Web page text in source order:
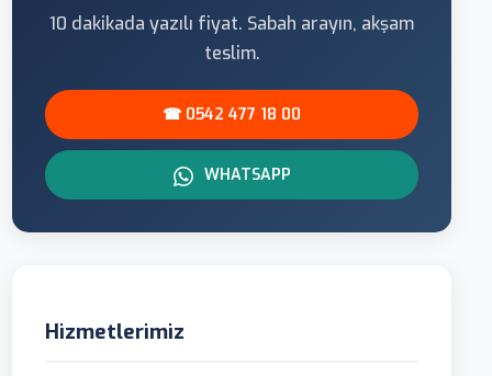
10 dakikada yazılı fiyat. Sabah arayın, akşam
teslim.
☎ 0542 477 18 00
WHATSAPP
Hizmetlerimiz